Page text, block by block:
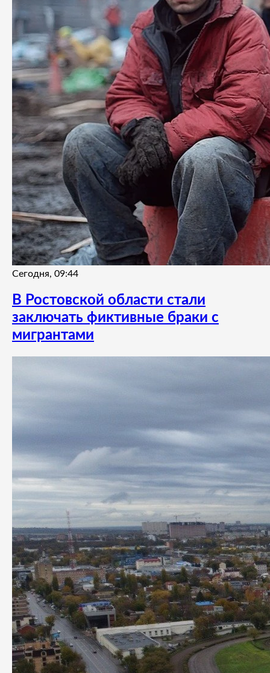
Сегодня, 09:44
В Ростовской области стали
заключать фиктивные браки с
мигрантами